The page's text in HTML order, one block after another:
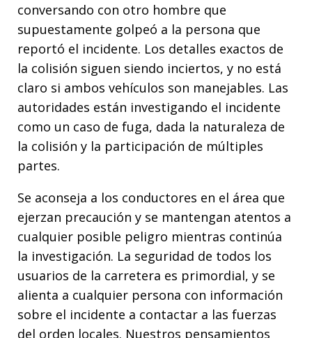
conversando con otro hombre que
supuestamente golpeó a la persona que
reportó el incidente. Los detalles exactos de
la colisión siguen siendo inciertos, y no está
claro si ambos vehículos son manejables. Las
autoridades están investigando el incidente
como un caso de fuga, dada la naturaleza de
la colisión y la participación de múltiples
partes.
Se aconseja a los conductores en el área que
ejerzan precaución y se mantengan atentos a
cualquier posible peligro mientras continúa
la investigación. La seguridad de todos los
usuarios de la carretera es primordial, y se
alienta a cualquier persona con información
sobre el incidente a contactar a las fuerzas
del orden locales. Nuestros pensamientos